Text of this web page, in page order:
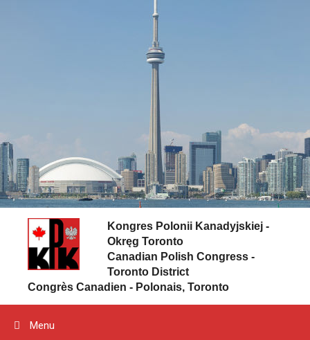
Kongres Polonii Kanadyjskiej -
Okręg Toronto
Canadian Polish Congress -
Toronto District
Congrès Canadien - Polonais, Toronto
Menu